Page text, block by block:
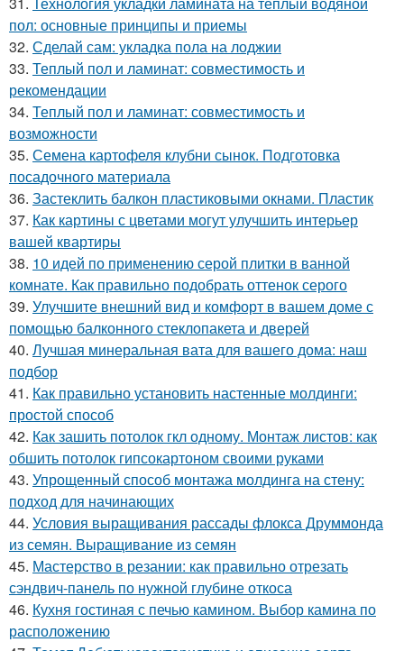
пол: основные принципы и приемы
32. Сделай сам: укладка пола на лоджии
33. Теплый пол и ламинат: совместимость и
рекомендации
34. Теплый пол и ламинат: совместимость и
возможности
35. Семена картофеля клубни сынок. Подготовка
посадочного материала
36. Застеклить балкон пластиковыми окнами. Пластик
37. Как картины с цветами могут улучшить интерьер
вашей квартиры
38. 10 идей по применению серой плитки в ванной
комнате. Как правильно подобрать оттенок серого
39. Улучшите внешний вид и комфорт в вашем доме с
помощью балконного стеклопакета и дверей
40. Лучшая минеральная вата для вашего дома: наш
подбор
41. Как правильно установить настенные молдинги:
простой способ
42. Как зашить потолок гкл одному. Монтаж листов: как
обшить потолок гипсокартоном своими руками
43. Упрощенный способ монтажа молдинга на стену:
подход для начинающих
44. Условия выращивания рассады флокса Друммонда
из семян. Выращивание из семян
45. Мастерство в резании: как правильно отрезать
сэндвич-панель по нужной глубине откоса
46. Кухня гостиная с печью камином. Выбор камина по
расположению